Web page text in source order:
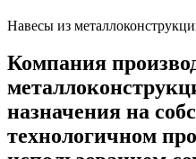
Навесы из
Компания
назначения на
технологичном